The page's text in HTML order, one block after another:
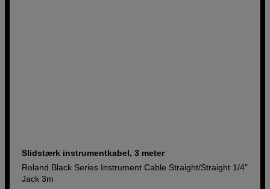
Slidstærk instrumentkabel, 3 meter
Roland Black Series Instrument Cable Straight/Straight 1/4"
Jack 3m